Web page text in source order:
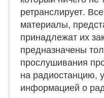
ретранслирует.
материалы,
принадлежат их
предназначены
прослушивания
на радиостанцию,
информацией о